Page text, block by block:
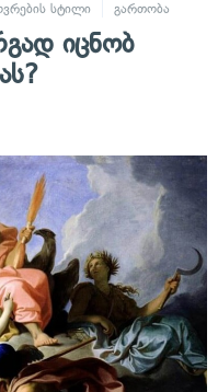
სტილი გართობა
იცნობ